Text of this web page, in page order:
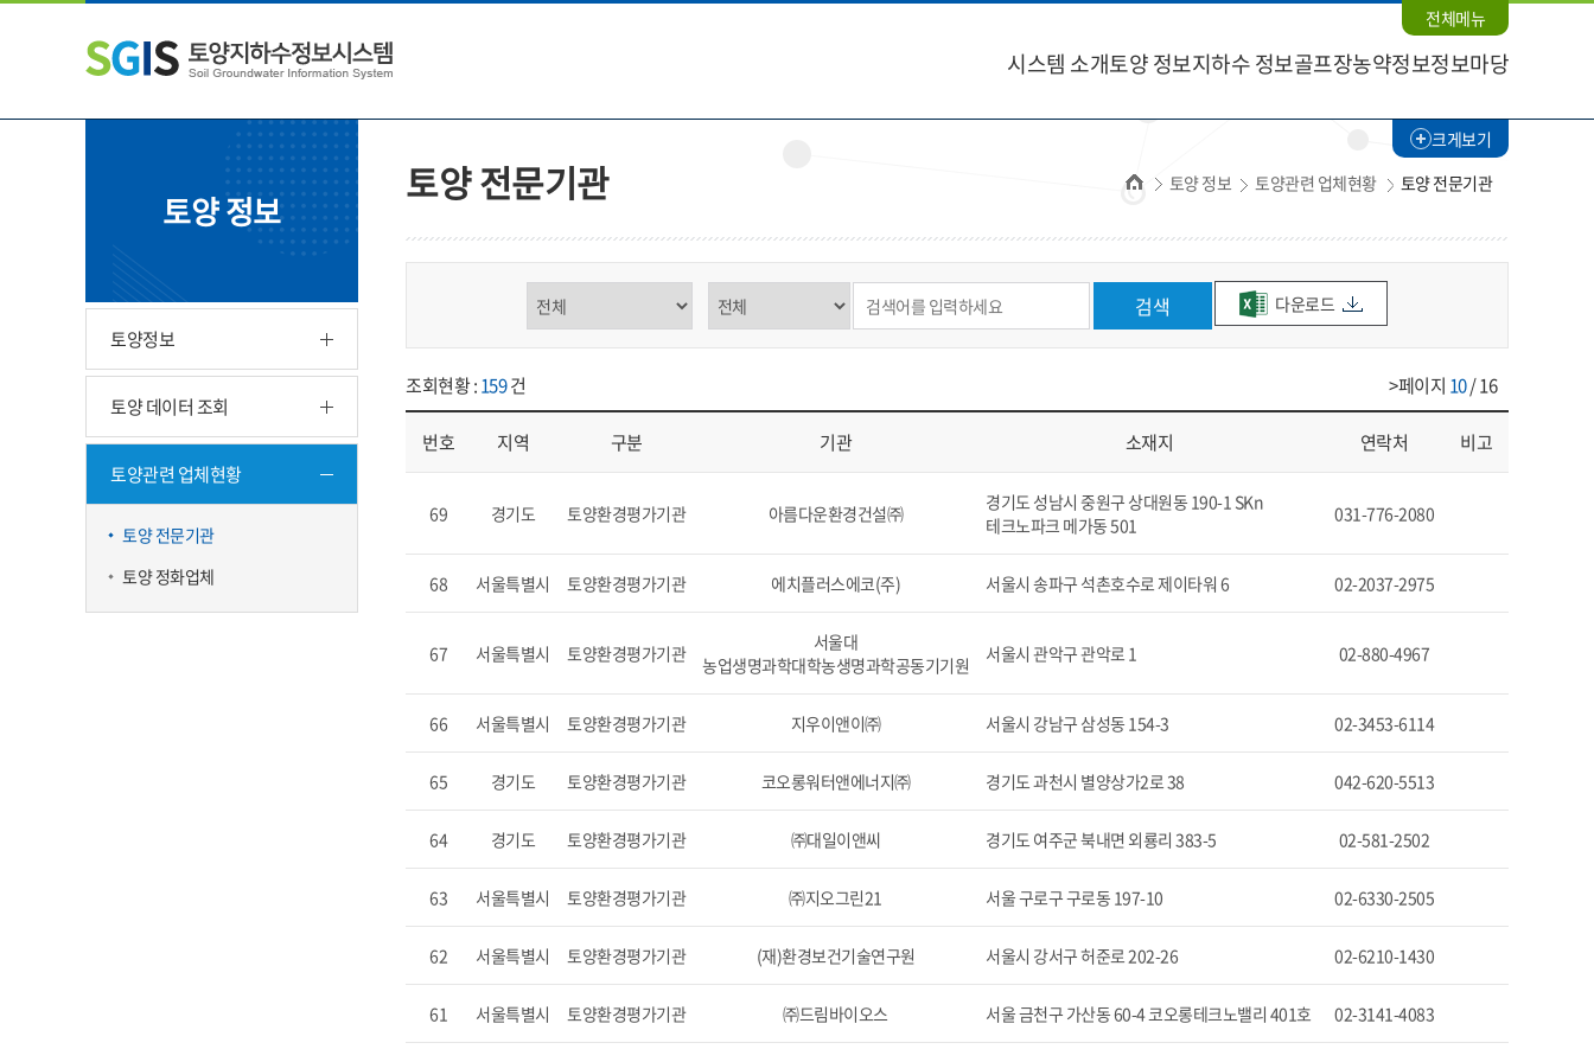
시스템 소개토양 정보지하수 정보골프장농약정보정보마당
전체메뉴
토양 정보
토양정보
토양 데이터 조회
토양관련 업체현황
토양 전문기관
토양 정화업체
토양 전문기관 홈 토양 정보 토양관련 업체현황 토양 전문기관
크게보기
검색 다운로드
조회현황 :159건 >페이지 10/ 16
번호 지역 구분 기관 소재지 연락처 비고
69 경기도 토양환경평가기관 아름다운환경건설㈜
경기도 성남시 중원구 상대원동 190-1 SKn
테크노파크 메가동 501
031-776-2080
68 서울특별시 토양환경평가기관 에치플러스에코(주) 서울시 송파구 석촌호수로 제이타워 6 02-2037-2975
67 서울특별시 토양환경평가기관
서울대
농업생명과학대학농생명과학공동기기원
서울시 관악구 관악로 1 02-880-4967
66 서울특별시 토양환경평가기관 지우이앤이㈜ 서울시 강남구 삼성동 154-3 02-3453-6114
65 경기도 토양환경평가기관 코오롱워터앤에너지㈜ 경기도 과천시 별양상가2로 38 042-620-5513
64 경기도 토양환경평가기관 ㈜대일이앤씨 경기도 여주군 북내면 외룡리 383-5 02-581-2502
63 서울특별시 토양환경평가기관 ㈜지오그린21 서울 구로구 구로동 197-10 02-6330-2505
62 서울특별시 토양환경평가기관 (재)환경보건기술연구원 서울시 강서구 허준로 202-26 02-6210-1430
61 서울특별시 토양환경평가기관 ㈜드림바이오스 서울 금천구 가산동 60-4 코오롱테크노밸리 401호 02-3141-4083